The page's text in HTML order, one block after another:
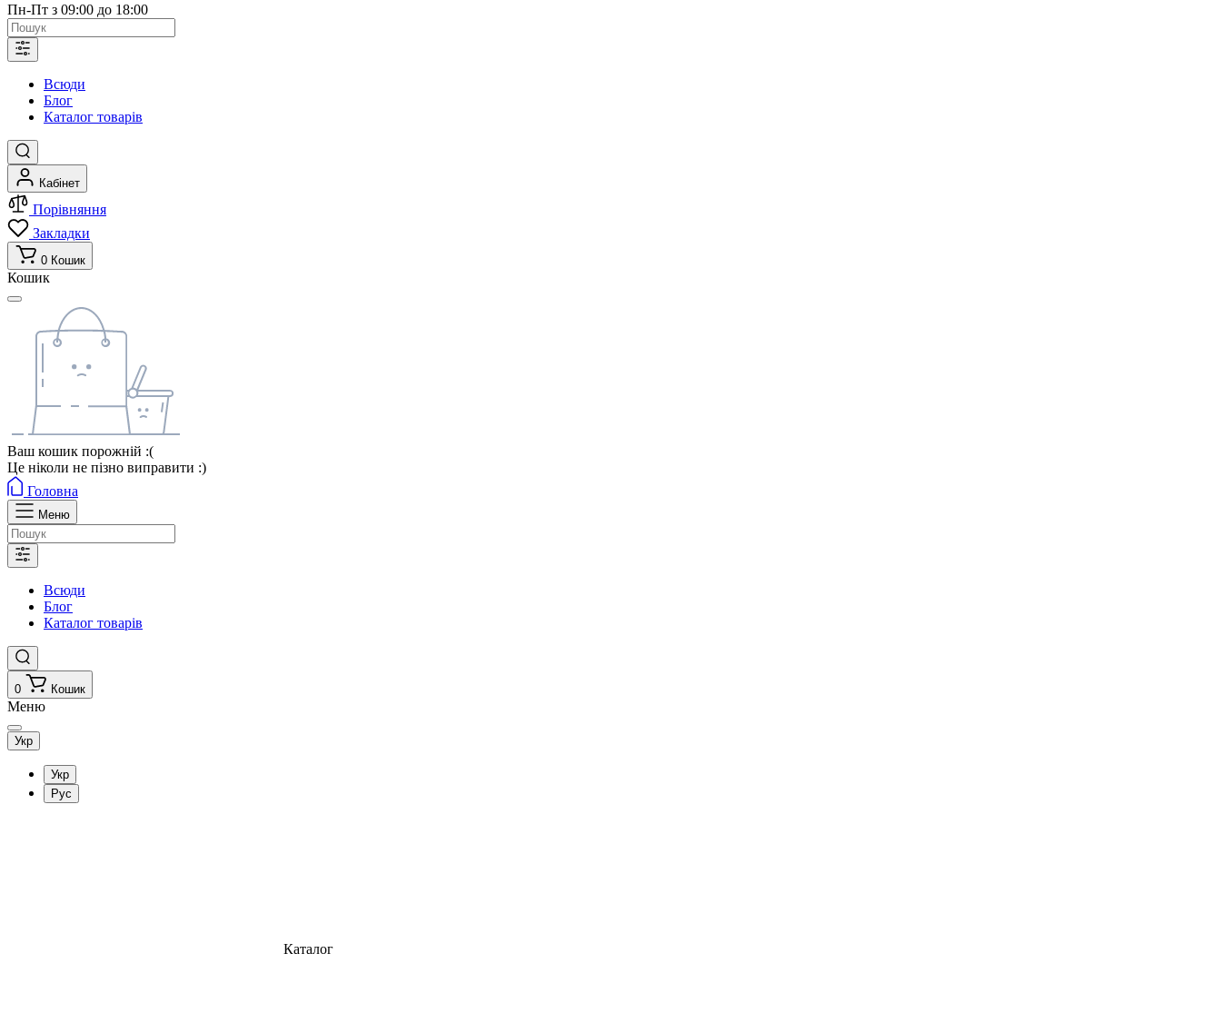
Пн-Пт з 09:00 до 18:00
Всюди
Блог
Каталог товарів
Кабінет
Порівняння
Закладки
0 Кошик
Кошик
Ваш кошик порожній :(
Це ніколи не пізно виправити :)
Головна
Меню
Всюди
Блог
Каталог товарів
0 Кошик
Меню
Укр
Укр
Рус
Каталог